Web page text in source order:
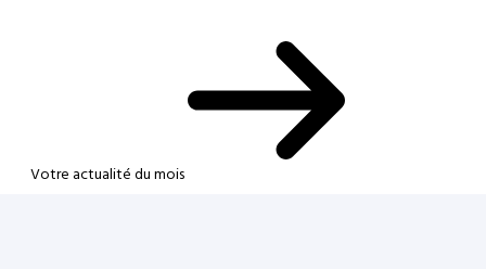
Votre actualité du mois